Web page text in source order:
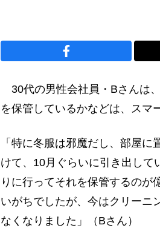
30代の男性会社員・Bさんは
を保管しているかなどは、スマ
「特に冬服は邪魔だし、部屋
けて、10月ぐらいに引き出して
りに行ってそれを保管するのが
いがちでしたが、今はクリーニ
なくなりました」（Bさん）